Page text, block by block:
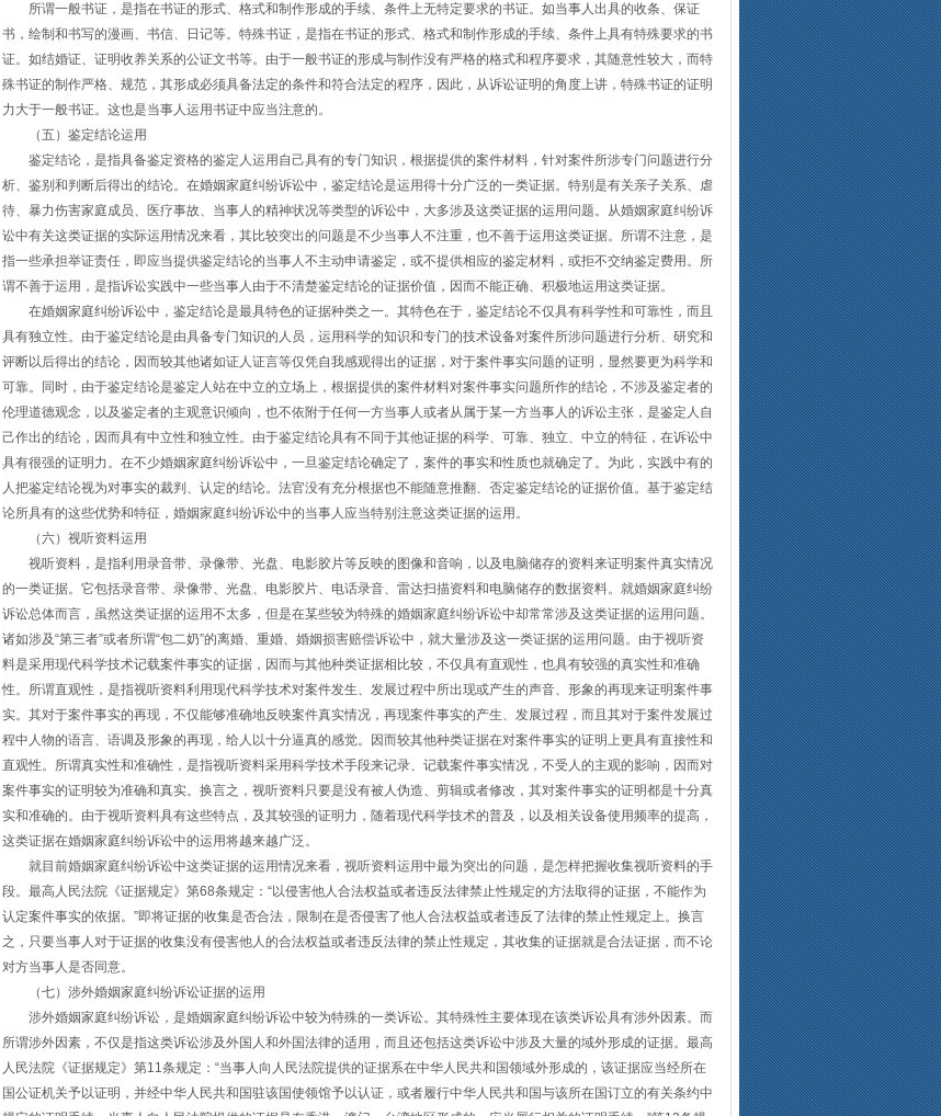
所谓一般书证，是指在书证的形式、格式和制作形成的手续、条件上无特定要求的书证。如当事人出具的收条、保证
书，绘制和书写的漫画、书信、日记等。特殊书证，是指在书证的形式、格式和制作形成的手续、条件上具有特殊要求的书
证。如结婚证、证明收养关系的公证文书等。由于一般书证的形成与制作没有严格的格式和程序要求，其随意性较大，而特
殊书证的制作严格、规范，其形成必须具备法定的条件和符合法定的程序，因此，从诉讼证明的角度上讲，特殊书证的证明
力大于一般书证。这也是当事人运用书证中应当注意的。
（五）鉴定结论运用
鉴定结论，是指具备鉴定资格的鉴定人运用自己具有的专门知识，根据提供的案件材料，针对案件所涉专门问题进行分
析、鉴别和判断后得出的结论。在婚姻家庭纠纷诉讼中，鉴定结论是运用得十分广泛的一类证据。特别是有关亲子关系、虐
待、暴力伤害家庭成员、医疗事故、当事人的精神状况等类型的诉讼中，大多涉及这类证据的运用问题。从婚姻家庭纠纷诉
讼中有关这类证据的实际运用情况来看，其比较突出的问题是不少当事人不注重，也不善于运用这类证据。所谓不注意，是
指一些承担举证责任，即应当提供鉴定结论的当事人不主动申请鉴定，或不提供相应的鉴定材料，或拒不交纳鉴定费用。所
谓不善于运用，是指诉讼实践中一些当事人由于不清楚鉴定结论的证据价值，因而不能正确、积极地运用这类证据。
在婚姻家庭纠纷诉讼中，鉴定结论是最具特色的证据种类之一。其特色在于，鉴定结论不仅具有科学性和可靠性，而且
具有独立性。由于鉴定结论是由具备专门知识的人员，运用科学的知识和专门的技术设备对案件所涉问题进行分析、研究和
评断以后得出的结论，因而较其他诸如证人证言等仅凭自我感观得出的证据，对于案件事实问题的证明，显然要更为科学和
可靠。同时，由于鉴定结论是鉴定人站在中立的立场上，根据提供的案件材料对案件事实问题所作的结论，不涉及鉴定者的
伦理道德观念，以及鉴定者的主观意识倾向，也不依附于任何一方当事人或者从属于某一方当事人的诉讼主张，是鉴定人自
己作出的结论，因而具有中立性和独立性。由于鉴定结论具有不同于其他证据的科学、可靠、独立、中立的特征，在诉讼中
具有很强的证明力。在不少婚姻家庭纠纷诉讼中，一旦鉴定结论确定了，案件的事实和性质也就确定了。为此，实践中有的
人把鉴定结论视为对事实的裁判、认定的结论。法官没有充分根据也不能随意推翻、否定鉴定结论的证据价值。基于鉴定结
论所具有的这些优势和特征，婚姻家庭纠纷诉讼中的当事人应当特别注意这类证据的运用。
（六）视听资料运用
视听资料，是指利用录音带、录像带、光盘、电影胶片等反映的图像和音响，以及电脑储存的资料来证明案件真实情况
的一类证据。它包括录音带、录像带、光盘、电影胶片、电话录音、雷达扫描资料和电脑储存的数据资料。就婚姻家庭纠纷
诉讼总体而言，虽然这类证据的运用不太多，但是在某些较为特殊的婚姻家庭纠纷诉讼中却常常涉及这类证据的运用问题。
诸如涉及“第三者”或者所谓“包二奶”的离婚、重婚、婚姻损害赔偿诉讼中，就大量涉及这一类证据的运用问题。由于视听资
料是采用现代科学技术记载案件事实的证据，因而与其他种类证据相比较，不仅具有直观性，也具有较强的真实性和准确
性。所谓直观性，是指视听资料利用现代科学技术对案件发生、发展过程中所出现或产生的声音、形象的再现来证明案件事
实。其对于案件事实的再现，不仅能够准确地反映案件真实情况，再现案件事实的产生、发展过程，而且其对于案件发展过
程中人物的语言、语调及形象的再现，给人以十分逼真的感觉。因而较其他种类证据在对案件事实的证明上更具有直接性和
直观性。所谓真实性和准确性，是指视听资料采用科学技术手段来记录、记载案件事实情况，不受人的主观的影响，因而对
案件事实的证明较为准确和真实。换言之，视听资料只要是没有被人伪造、剪辑或者修改，其对案件事实的证明都是十分真
实和准确的。由于视听资料具有这些特点，及其较强的证明力，随着现代科学技术的普及，以及相关设备使用频率的提高，
这类证据在婚姻家庭纠纷诉讼中的运用将越来越广泛。
就目前婚姻家庭纠纷诉讼中这类证据的运用情况来看，视听资料运用中最为突出的问题，是怎样把握收集视听资料的手
段。最高人民法院《证据规定》第68条规定：“以侵害他人合法权益或者违反法律禁止性规定的方法取得的证据，不能作为
认定案件事实的依据。”即将证据的收集是否合法，限制在是否侵害了他人合法权益或者违反了法律的禁止性规定上。换言
之，只要当事人对于证据的收集没有侵害他人的合法权益或者违反法律的禁止性规定，其收集的证据就是合法证据，而不论
对方当事人是否同意。
（七）涉外婚姻家庭纠纷诉讼证据的运用
涉外婚姻家庭纠纷诉讼，是婚姻家庭纠纷诉讼中较为特殊的一类诉讼。其特殊性主要体现在该类诉讼具有涉外因素。而
所谓涉外因素，不仅是指这类诉讼涉及外国人和外国法律的适用，而且还包括这类诉讼中涉及大量的域外形成的证据。最高
人民法院《证据规定》第11条规定：“当事人向人民法院提供的证据系在中华人民共和国领域外形成的，该证据应当经所在
国公证机关予以证明，并经中华人民共和国驻该国使领馆予以认证，或者履行中华人民共和国与该所在国订立的有关条约中